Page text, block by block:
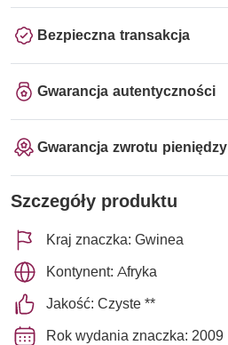
Bezpieczna transakcja
Gwarancja autentyczności
Gwarancja zwrotu pieniędzy
Szczegóły produktu
Kraj znaczka: Gwinea
Kontynent: Afryka
Jakość: Czyste **
Rok wydania znaczka: 2009